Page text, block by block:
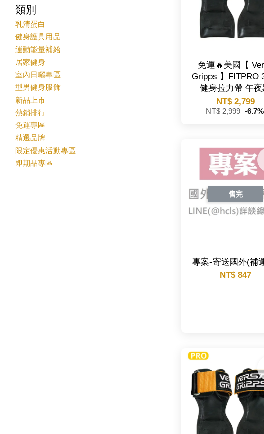
類別
乳清蛋白
健身護具用品
運動能量補給
居家健身
室內日曬專區
型男健身服飾
新品上市
熱銷排行
免運專區
精選品牌
限定優惠活動專區
即期品專區
免運🔥美國【
Gripps 】FITPRO
健身拉力帶 午
NT$ 2,799
NT$ 2,999 -6.7%
售完
專案-寄送國外(補
NT$ 847